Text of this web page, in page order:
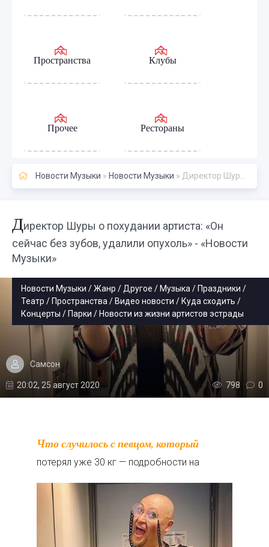
Пространства Клубы
Прочее Рестораны
Новости Музыки » Новости Музыки » Директор Шуры о похудании артиста: «Он сейчас без зубов, удалили опухоль» - «Новости Музыки»
Директор Шуры о похудании артиста: «Он
сейчас без зубов, удалили опухоль» - «Новости
Музыки»
Новости Музыки / Жанр / Другое / Музыка / Праздники /
Театр / Пространства / Видео новости / Куда сходить /
Концерты / Парки / Новости из жизни артистов эстрады
Самсон
20:02, 25 август 2020 798 0
Что случилось с певцом, который
потерял уже 30 кг — подробности на